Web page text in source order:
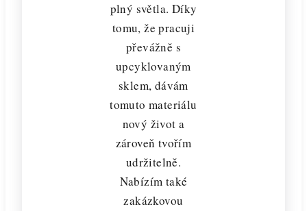
plný světla. Díky
tomu, že pracuji
převážně s
upcyklovaným
sklem, dávám
tomuto materiálu
nový život a
zároveň tvořím
udržitelně.
Nabízím také
zakázkovou